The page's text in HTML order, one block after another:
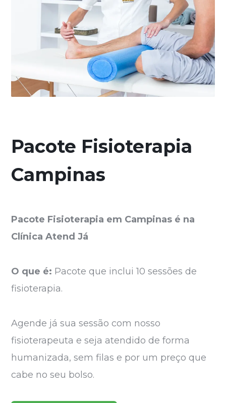
Pacote Fisioterapia
Campinas
Pacote Fisioterapia em Campinas é na
Clínica Atend Já
O que é: Pacote que inclui 10 sessões de
fisioterapia.
Agende já sua sessão com nosso
fisioterapeuta e seja atendido de forma
humanizada, sem filas e por um preço que
cabe no seu bolso.